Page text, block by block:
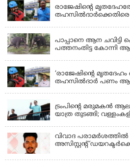
രാജേഷിന്റെ
തഹസിൽദാർക്കെതിരെ
പാപ്പാനെ ആന
പത്തനംതിട്ട കോന്നി
‘രാജേഷിന്‍റെ
തഹസില്‍ദാര്‍ പണം
ട്രംപിന്റെ മരുമകന്‍
യാത്ര തുടങ്ങി;
വിവാദ
അസിസ്റ്റന്റ്